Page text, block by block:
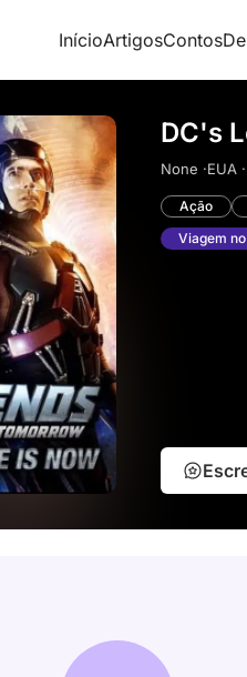
InícioArtigosContos
DC's
None ·EUA ·
Ação
Viagem